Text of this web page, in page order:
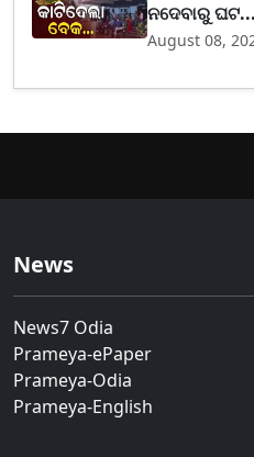
ନଦେବାରୁ ଘଟ...
August 08,
News
News7 Odia
Prameya-ePaper
Prameya-Odia
Prameya-English